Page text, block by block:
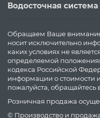
Водосточная система
Обращаем Ваше внимание
носит исключительно
каких условиях не
определяемой
кодекса Российской
информации о стоимости
пожалуйста, обращайтесь
Розничная продажа
© Производство и